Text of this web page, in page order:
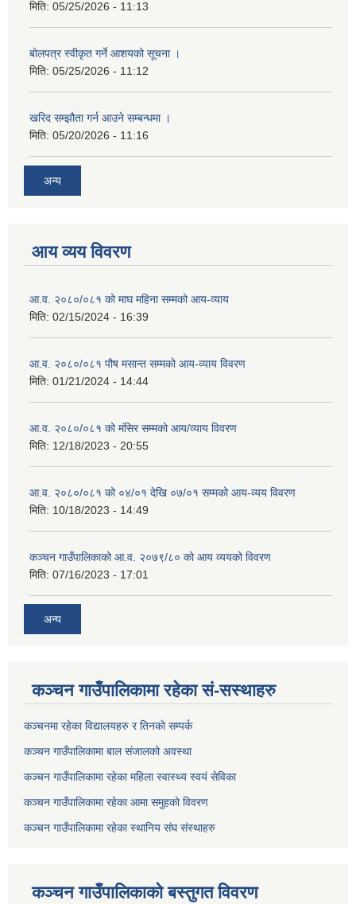
मिति: 05/25/2026 - 11:13
बोलपत्र स्वीकृत गर्ने आशयको सूचना ।
मिति: 05/25/2026 - 11:12
खरिद सम्झौता गर्न आउने सम्बन्धमा ।
मिति: 05/20/2026 - 11:16
अन्य
आय व्यय विवरण
आ.व. २०८०/०८१ को माघ महिना सम्मको आय-व्याय
मिति: 02/15/2024 - 16:39
आ.व. २०८०/०८१ पौष मसान्त सम्मको आय-व्याय विवरण
मिति: 01/21/2024 - 14:44
आ.व. २०८०/०८१ को मंसिर सम्मको आय/व्याय विवरण
मिति: 12/18/2023 - 20:55
आ.व. २०८०/०८१ को ०४/०१ देखि ०७/०१ सम्मको आय-व्यय विवरण
मिति: 10/18/2023 - 14:49
कञ्‍चन गाउँपालिकाको आ.व. २०७९/८० को आय व्ययको विवरण
मिति: 07/16/2023 - 17:01
अन्य
कञ्चन गाउँपालिकामा रहेका सं-सस्थाहरु
कञ्चनमा रहेका विद्यालयहरु र तिनकाे सम्पर्क
कञ्चन गाउँपालिकामा बाल संजालको अवस्था
कञ्चन गाउँपालिकामा रहेका महिला स्वास्थ्य स्वयं सेविका
कञ्चन गाउँपालिकामा रहेका आमा समुहकाे विवरण
कञ्चन गाउँपालिकामा रहेका स्थानिय संघ संस्थाहरु
कञ्चन गाउँपालिकाकाे बस्तुगत विवरण